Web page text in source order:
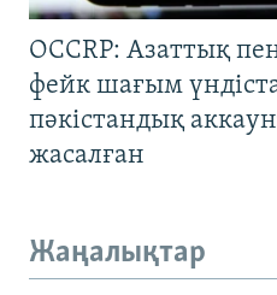
OCCRP: Азаттық
фейк шағым
пәкістандық
жасалған
Жаңалықтар